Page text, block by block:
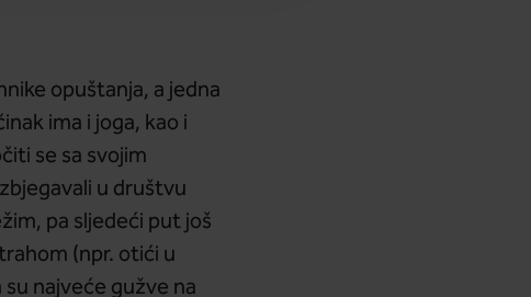
opuštanja, a jedna
ima i joga, kao i
se sa svojim
u društvu
pa sljedeći put još
(npr. otići u
najveće gužve na